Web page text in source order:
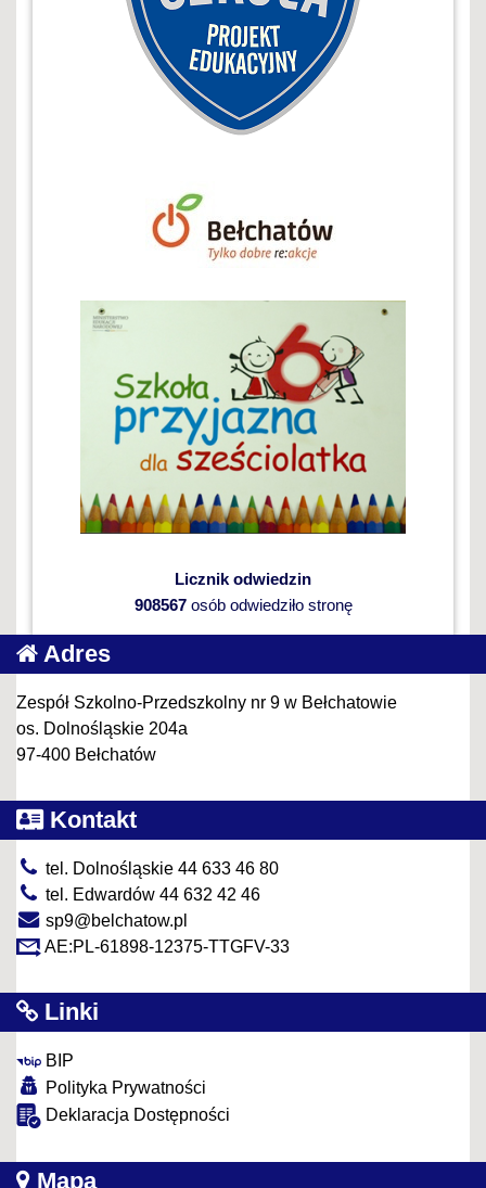
Licznik odwiedzin
908567osób odwiedziło stronę
Adres
Zespół Szkolno-Przedszkolny nr 9 w Bełchatowie
os. Dolnośląskie 204a
97-400 Bełchatów
Kontakt
tel. Dolnośląskie 44 633 46 80
tel. Edwardów 44 632 42 46
sp9@belchatow.pl
AE:PL-61898-12375-TTGFV-33
Linki
BIP
Polityka Prywatności
Deklaracja Dostępności
Mapa